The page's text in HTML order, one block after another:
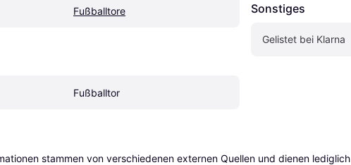
Fußballtore
Fußballtor
Sonstiges
Gelistet bei Klarna
stammen von verschiedenen externen Quellen und dienen lediglich